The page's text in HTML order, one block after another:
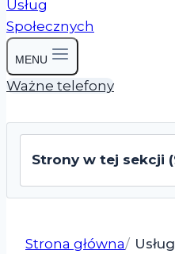
MENU
Ważne telefony
Strony w tej sekcji
Strona główna